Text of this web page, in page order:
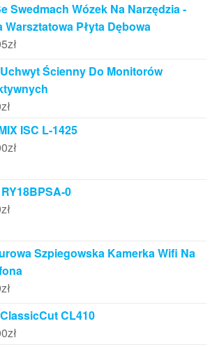
Swedmach Wózek Na Narzędzia -
Warsztatowa Płyta Dębowa
zł
Ścienny Do Monitorów
zł
ISC L-1425
zł
0
zł
Szpiegowska Kamerka Wifi Na
zł
CL410
zł